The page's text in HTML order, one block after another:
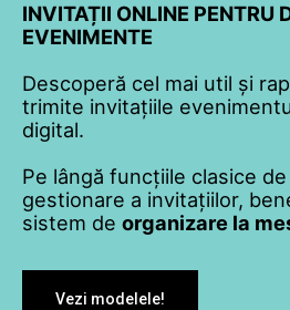
INVITAȚII ONLINE PENTRU
EVENIMENTE
Descoperă cel mai util și
trimite invitațiile
digital.
Pe lângă funcțiile clasice
gestionare a invitațiilor,
sistem de organizare la
Vezi modelele!